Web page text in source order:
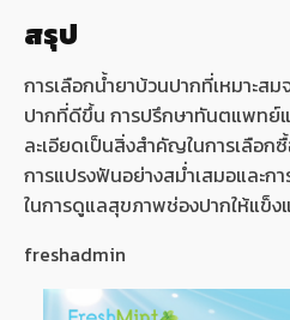
สรุป
การเลือกน้ำยาบ้วนปากที่เหมาะส
ปากที่ดีขึ้น การปรึกษาทันตแพทย์
ละเอียดเป็นสิ่งสำคัญในการเลือ
การแปรงฟันอย่างสม่ำเสมอและก
ในการดูแลสุขภาพช่องปากให้แข็ง
freshadmin